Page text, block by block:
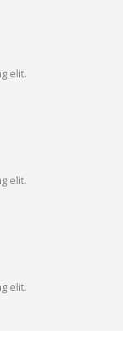
elit.
elit.
elit.